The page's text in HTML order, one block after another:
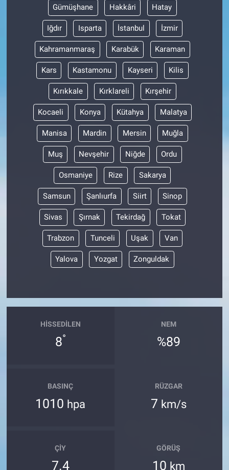
Gümüşhane Hakkâri Hatay
Iğdır Isparta İstanbul İzmir
Kahramanmaraş Karabük Karaman
Kars Kastamonu Kayseri Kilis
Kırıkkale Kırklareli Kırşehir
Kocaeli Konya Kütahya Malatya
Manisa Mardin Mersin Muğla
Muş Nevşehir Niğde Ordu
Osmaniye Rize Sakarya
Samsun Şanlıurfa Siirt Sinop
Sivas Şırnak Tekirdağ Tokat
Trabzon Tunceli Uşak Van
Yalova Yozgat Zonguldak
HISSEDILEN
8°
NEM
%89
BASINÇ
1010 hpa
RÜZGAR
7 km/s
ÇIY
7.4
GÖRÜŞ
10 km